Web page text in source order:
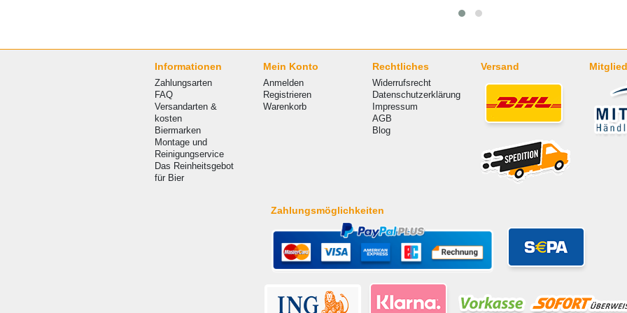
Informationen
Zahlungsarten
FAQ
Versandarten &
kosten
Biermarken
Montage und
Reinigungservice
Das Reinheitsgebot
für Bier
Mein Konto
Anmelden
Registrieren
Warenkorb
Rechtliches
Widerrufsrecht
Datenschutzerklärung
Impressum
AGB
Blog
Versand
Zahlungsmöglichkeiten